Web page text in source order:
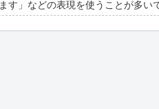
ます」などの表現を使うことが多い